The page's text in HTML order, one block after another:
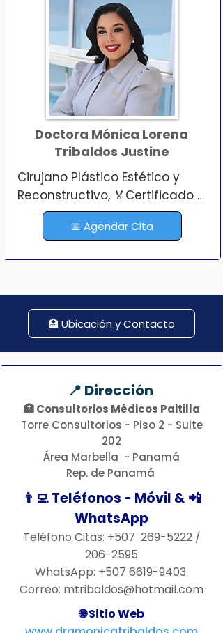
Doctora Mónica Lorena
Tribaldos Justine
Cirujano Plástico Estético y
Reconstructivo, 🏅Certificado
por A.P.C.P.E.R.
y se desempeña también
como Jefe Docente en la
Ciudad De Panamá.
plástico en Panamá a
pacientes de todas partes del
🔍 Algunos de los servicios que
ofrece son:
Cirugías de senos:
Reconstrucción de senos
Aumento de senos (implantes
mamarios)
(pexia mamaria)
📅 Agendar Cita
🏥 Ubicación y Contacto
📍 Dirección
🏥Consultorios Médicos Paitilla
Torre Consultorios - Piso 2 - Suite
202
Área Marbella - Panamá
Rep. de Panamá
👨‍💻 Teléfonos - Móvil & 📲
WhatsApp
Teléfono Citas: +507 269-5222/
206-2595
WhatsApp: +507 6619-9403
Correo: mtribaldos@hotmail.com
🌐 Sitio Web